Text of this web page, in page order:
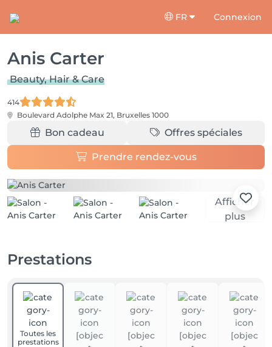
FR Connexion
Anis Carter
Beauty, Hair & Care
414
Boulevard Adolphe Max 21, Bruxelles 1000
Bon cadeau Offres spéciales
Prendre rendez-vous
Afficher
plus
Prestations
Toutes les
prestations